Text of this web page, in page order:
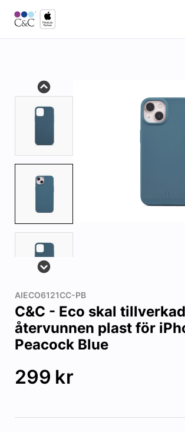
AIECO6121CC-PB
C&C - Eco skal
återvunnen plast för
Peacock Blue
299 kr